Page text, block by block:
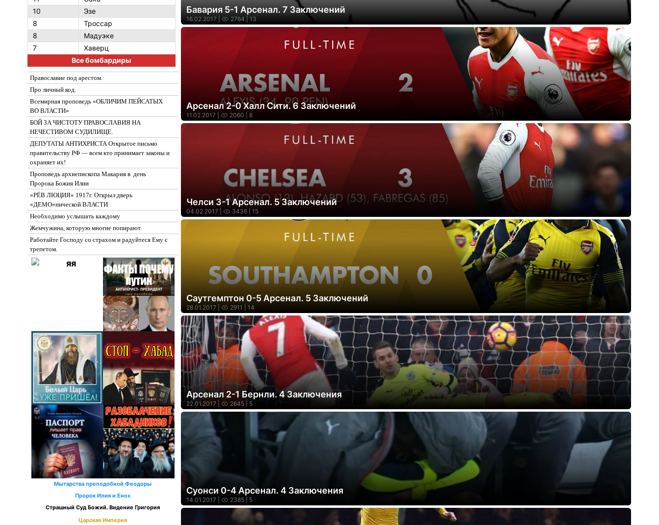
10
Эзе
8
Троссар
8
Мадуэке
7
Хаверц
Все бомбардиры
Православие под арестом.
Про личный код.
Всемирная проповедь «ОБЛИЧИМ ПЕЙСАТЫХ
ВО ВЛАСТИ»
БОЙ ЗА ЧИСТОТУ ПРАВОСЛАВИЯ НА
НЕЧЕСТИВОМ СУДИЛИЩЕ.
ДЕПУТАТЫ АНТИХРИСТА Открытое письмо
правительству РФ — всем кто принимает законы и
охраняет их!
Проповедь архиепископа Макария в день
Пророка Божия Илии
«РЁВ ЛЮЦИЯ» 1917г. Открыл дверь
«ДЕМО»нической ВЛАСТИ
Необходимо услышать каждому
Жемчужина, которую многие попирают.
Работайте Господу со страхом и радуйтеся Ему с
трепетом.
Мытарства преподобной Феодоры
Пророк Илия и Енох
Страшный Суд Божий. Видение Григория
Царская Империя
Бавария 5-1 Арсенал. 7 Заключений
16.02.2017 | 2764 | 13
Арсенал 2-0 Халл Сити. 6 Заключений
11.02.2017 | 2060 | 8
Челси 3-1 Арсенал. 5 Заключений
04.02.2017 | 3436 | 15
Саутгемптон 0-5 Арсенал. 5 Заключений
28.01.2017 | 2911 | 14
Арсенал 2-1 Бернли. 4 Заключения
22.01.2017 | 2645 | 5
Суонси 0-4 Арсенал. 4 Заключения
14.01.2017 | 2385 | 5